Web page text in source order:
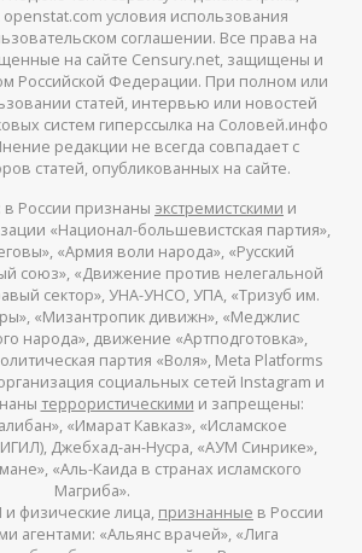
условия использования
соглашении. Все права на
на сайте Censury.net, защищены и
Российской Федерации. При полном или
статей, интервью или новостей
систем гиперссылка на Соловей.инфо
редакции не всегда совпадает с
статей, опубликованных на сайте.
в России признаны экстремистскими и
«Национал-большевистская партия»,
«Армия воли народа», «Русский
союз», «Движение против нелегальной
сектор», УНА-УНСО, УПА, «Тризуб им.
«Мизантропик дивижн», «Меджлис
народа», движение «Артподготовка»,
партия «Воля», Meta Platforms
социальных сетей Instagram и
террористическими и запрещены:
«Имарат Кавказ», «Исламское
ИГИЛ), Джебхад-ан-Нусра, «АУМ Синрике»,
«Аль-Каида в странах исламского
Магриба».
физические лица, признанные в России
агентами: «Альянс врачей», «Лига